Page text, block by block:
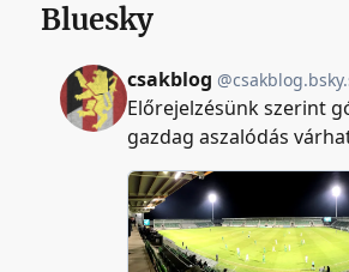
Bluesky